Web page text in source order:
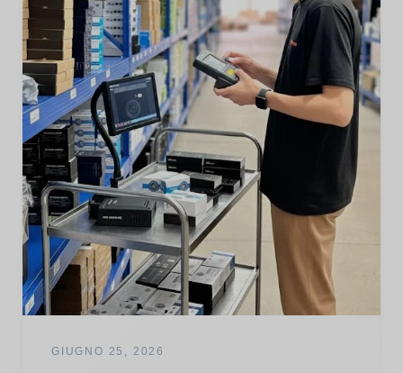
GIUGNO 25, 2026